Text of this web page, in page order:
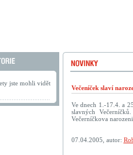
jste mohli vidět
Večeníček slaví
Ve dnech 1.-17.4. a
slavných
Večerníčkova
07.04.2005, autor: